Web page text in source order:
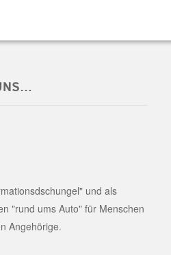
und als
"rund ums Auto" für Menschen
Angehörige.